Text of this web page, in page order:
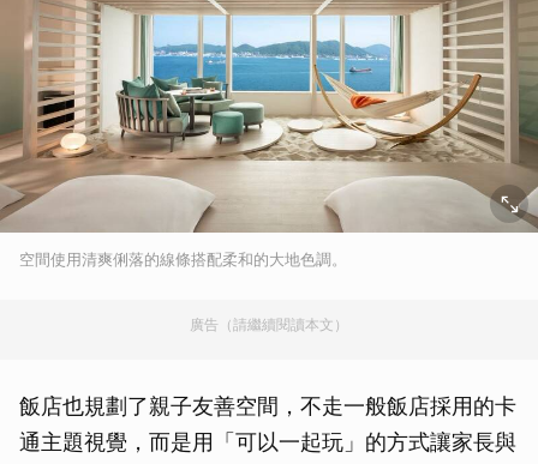
空間使用清爽俐落的線條搭配柔和的大地色調。
廣告（請繼續閱讀本文）
飯店也規劃了親子友善空間，不走一般飯店採用的卡
通主題視覺，而是用「可以一起玩」的方式讓家長與